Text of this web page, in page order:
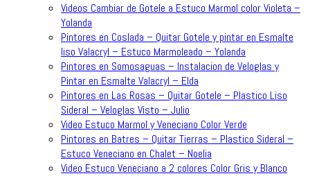
Videos Cambiar de Gotele a Estuco Marmol color Violeta –
Yolanda
Pintores en Coslada – Quitar Gotele y pintar en Esmalte
liso Valacryl – Estuco Marmoleado – Yolanda
Pintores en Somosaguas – Instalacion de Veloglas y
Pintar en Esmalte Valacryl – Elda
Pintores en Las Rosas – Quitar Gotele – Plastico Liso
Sideral – Veloglas Visto – Julio
Video Estuco Marmol y Veneciano Color Verde
Pintores en Batres – Quitar Tierras – Plastico Sideral –
Estuco Veneciano en Chalet – Noelia
Video Estuco Veneciano a 2 colores Color Gris y Blanco